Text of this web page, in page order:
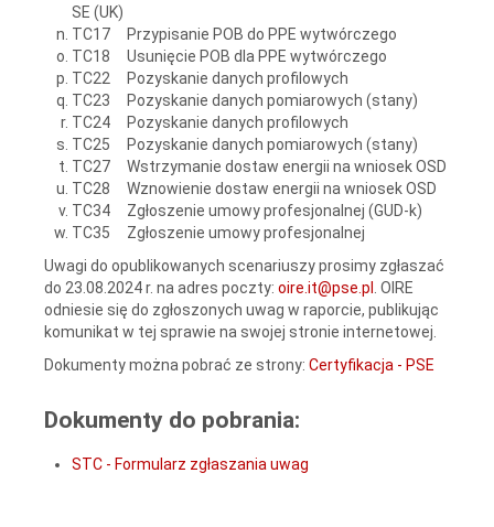
SE (UK)
TC17 Przypisanie POB do PPE wytwórczego
TC18 Usunięcie POB dla PPE wytwórczego
TC22 Pozyskanie danych profilowych
TC23 Pozyskanie danych pomiarowych (stany)
TC24 Pozyskanie danych profilowych
TC25 Pozyskanie danych pomiarowych (stany)
TC27 Wstrzymanie dostaw energii na wniosek OSD
TC28 Wznowienie dostaw energii na wniosek OSD
TC34 Zgłoszenie umowy profesjonalnej (GUD-k)
TC35 Zgłoszenie umowy profesjonalnej
Uwagi do opublikowanych scenariuszy prosimy zgłaszać
do 23.08.2024 r. na adres poczty: oire.it@pse.pl
. OIRE
odniesie się do zgłoszonych uwag w raporcie, publikując
komunikat w tej sprawie na swojej stronie internetowej.
Dokumenty można pobrać ze strony: Certyfikacja - PSE
Dokumenty do pobrania:
STC - Formularz zgłaszania uwag